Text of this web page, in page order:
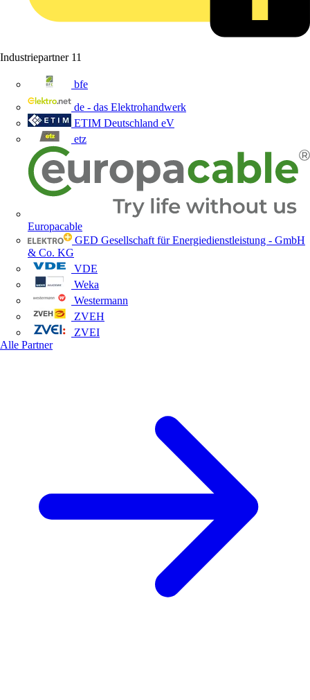
Industriepartner 11
bfe
de - das Elektrohandwerk
ETIM Deutschland eV
etz
Europacable
GED Gesellschaft für Energiedienstleistung - GmbH
& Co. KG
VDE
Weka
Westermann
ZVEH
ZVEI
Alle Partner